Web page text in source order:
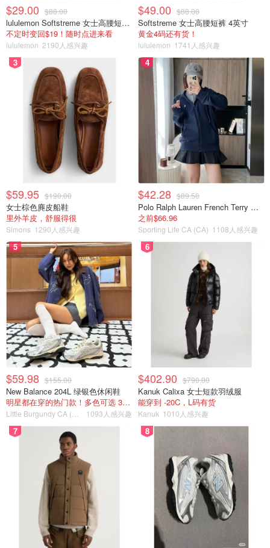
$29.00 $88.00
lululemon Softstreme 女士高腰短裤 10cm
不定时变回$19！随时点进来看
lululemon 2190人感兴趣
$49.00 $88.00
Softstreme 女士高腰短裤 4英寸
黄金4码还有货！
lululemon 1741人感兴趣
3
$59.95 $190.00
女士棕色麂皮船鞋
里外羊皮，舒服得很
Simons 1290人感兴趣
4
$42.28 $89.50
Polo Ralph Lauren French Terry 女童连帽卫衣 7-16码
之前$66.96
Sporting Life CA (CA) 1108人感兴趣
5
$59.98 $155.00
New Balance 204L 绿银色休闲鞋
明星都在穿的热门款！多色可选 3.8折
1093人感兴趣
6
$402.90 $790.00
Kanuk Calixa 女士短款羽绒服
能穿到 -20C，L码有货
Kanuk 1010人感兴趣
7 8